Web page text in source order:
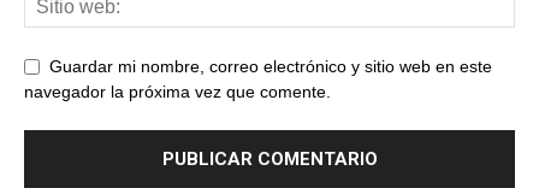
Guardar mi nombre, correo electrónico y sitio web en este
navegador la próxima vez que comente.